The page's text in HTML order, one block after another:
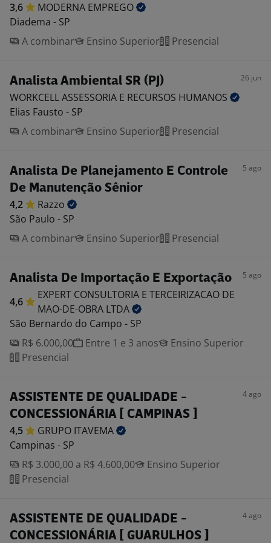
3,6 MODERNA EMPREGO
Diadema - SP
A combinar
Ensino Superior Presencial
Analista Ambiental SR (PJ) 26 jun
WORKCELL ASSESSORIA E RECURSOS HUMANOS
Elias Fausto - SP
A combinar
Ensino Superior Presencial
Analista De Planejamento E Controle
De Manutenção Sênior
5 ago
4,2
Razzo
São Paulo - SP
A combinar
Ensino Superior Presencial
Analista De Importação E Exportação 5 ago
4,6
EXPERT CONSULTORIA E TERCEIRIZACAO DE
MAO-DE-OBRA LTDA
São Bernardo do Campo - SP
R$ 6.000,00
Entre 1 e 3 anos
Ensino Superior
Presencial
ASSISTENTE DE QUALIDADE -
CONCESSIONÁRIA [ CAMPINAS ]
4 ago
4,5 GRUPO ITAVEMA
Campinas - SP
R$ 3.000,00 a R$ 4.600,00
Ensino Superior
Presencial
ASSISTENTE DE QUALIDADE -
CONCESSIONÁRIA [ GUARULHOS ]
4 ago